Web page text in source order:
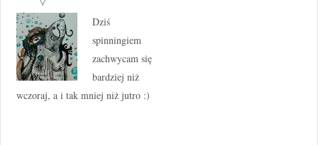
Dziś
spinningiem
zachwycam się
bardziej niż
wczoraj, a i tak mniej niż jutro :)